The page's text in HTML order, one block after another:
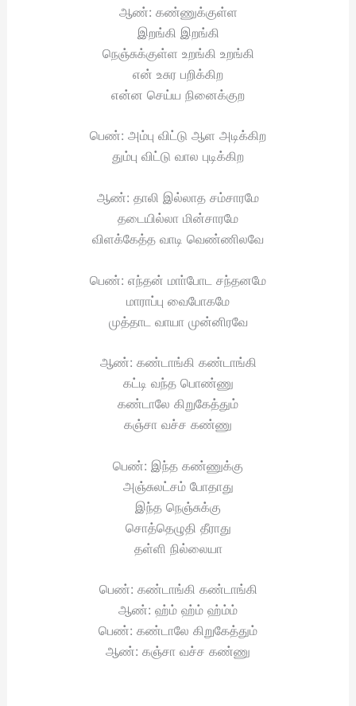
ஆண்: கண்ணுக்குள்ள
இறங்கி இறங்கி
நெஞ்சுக்குள்ள உறங்கி உறங்கி
என் உசுர பறிக்கிற
என்ன செய்ய நினைக்குற
பெண்: அம்பு விட்டு ஆள அடிக்கிற
தும்பு விட்டு வால புடிக்கிற
ஆண்: தாலி இல்லாத சம்சாரமே
தடையில்லா மின்சாரமே
விளக்கேத்த வாடி வெண்ணிலவே
பெண்: எந்தன் மாா்போட சந்தனமே
மாராப்பு வைபோகமே
முத்தாட வாயா முன்னிரவே
ஆண்: கண்டாங்கி கண்டாங்கி
கட்டி வந்த பொண்ணு
கண்டாலே கிறுகேத்தும்
கஞ்சா வச்ச கண்ணு
பெண்: இந்த கண்ணுக்கு
அஞ்சுலட்சம் போதாது
இந்த நெஞ்சுக்கு
சொத்தெழுதி தீராது
தள்ளி நில்லையா
பெண்: கண்டாங்கி கண்டாங்கி
ஆண்: ஹ்ம் ஹ்ம் ஹ்ம்ம்
பெண்: கண்டாலே கிறுகேத்தும்
ஆண்: கஞ்சா வச்ச கண்ணு